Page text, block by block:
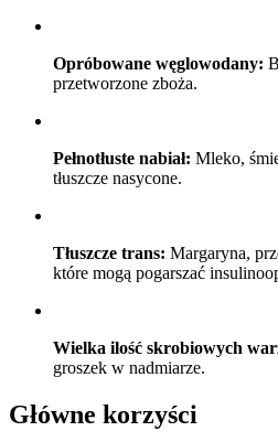
Opróbowane węglowodany:
przetworzone zboża.
Pełnotłuste nabiał: Mleko,
tłuszcze nasycone.
Tłuszcze trans: Margaryna,
które mogą pogarszać
Wielka ilość skrobiowych
groszek w nadmiarze.
Główne korzyści